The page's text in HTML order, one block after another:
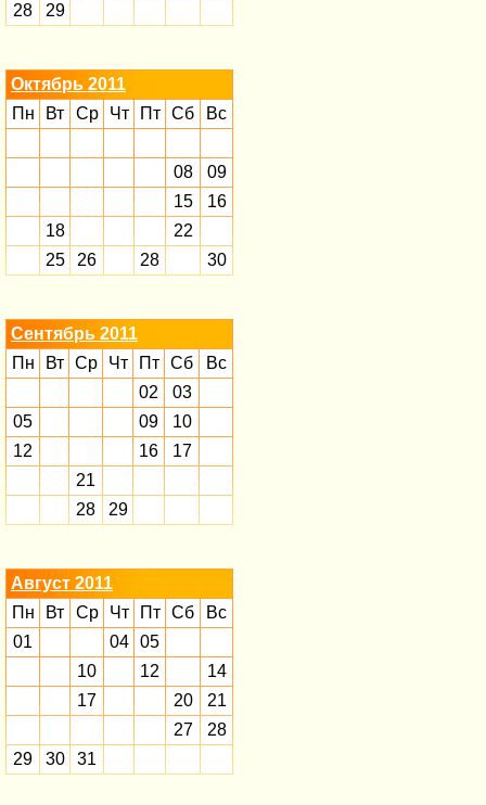
28
29
Октябрь 2011
Пн
Вт Ср Чт Пт Сб Вс
08
09
15
16
18
22
25
26 28 30
Сентябрь 2011
Пн
Вт Ср Чт Пт Сб
Вс
02
03
05
09
10
12
16
17
21
28
29
Август 2011
Пн
Вт Ср Чт Пт Сб
Вс
01
04
05
10
12
14
17
20
21
27
28
29
30 31